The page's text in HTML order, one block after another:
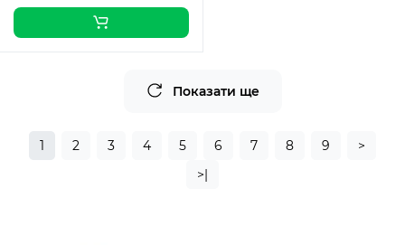
Показати ще
1 2 3 4 5 6 7 8 9
>
>|